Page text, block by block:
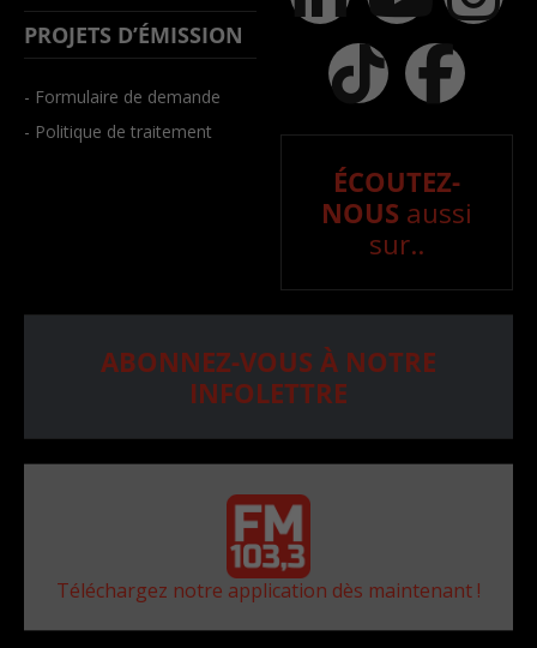
PROJETS D’ÉMISSION
- Formulaire de demande
- Politique de traitement
ÉCOUTEZ-
NOUS aussi
sur..
ABONNEZ-VOUS À NOTRE
INFOLETTRE
Téléchargez notre application dès maintenant !